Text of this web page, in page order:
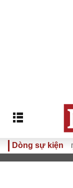
Dòng sự kiện
Đưa Nghị quyết